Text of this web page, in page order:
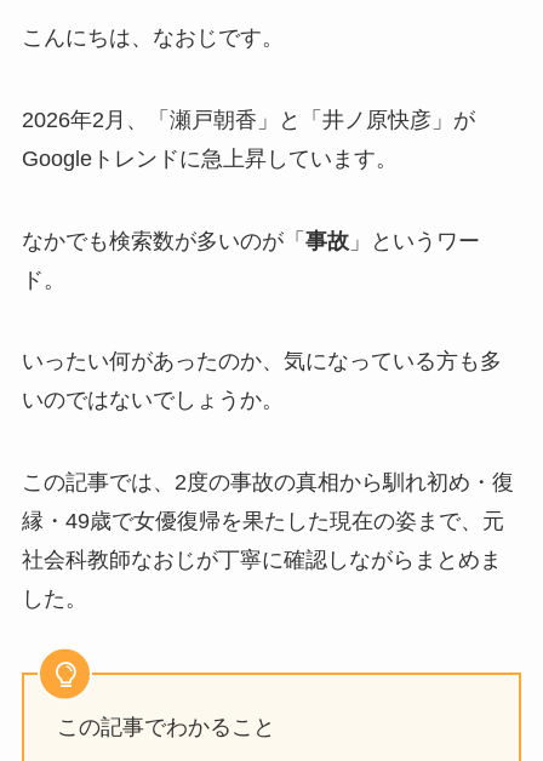
こんにちは、なおじです。
2026年2月、「瀬戸朝香」と「井ノ原快彦」が
Googleトレンドに急上昇しています。
なかでも検索数が多いのが「 事故」というワー
ド。
いったい何があったのか、気になっている方も多
いのではないでしょうか。
この記事では、2度の事故の真相から馴れ初め・復
縁・49歳で女優復帰を果たした現在の姿まで、元
社会科教師なおじが丁寧に確認しながらまとめま
した。
この記事でわかること